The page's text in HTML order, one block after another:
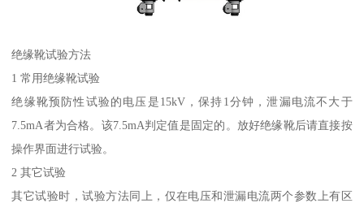
绝缘靴试验方法
1 常用绝缘靴试验
绝缘靴预防性试验的电压是15kV，保持1分钟，泄漏电流不大于
7.5mA者为合格。该7.5mA判定值是固定的。放好绝缘靴后请直接按
操作界面进行试验。
2 其它试验
其它试验时，试验方法同上，仅在电压和泄漏电流两个参数上有区